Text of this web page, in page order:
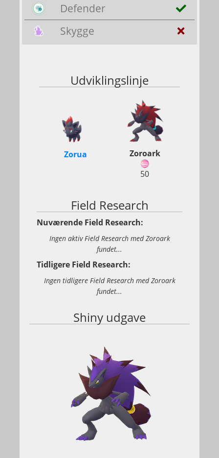
Defender
Skygge
Udviklingslinje
Zorua
Zoroark
50
Field Research
Nuværende Field Research:
Ingen aktiv Field Research med Zoroark
fundet...
Tidligere Field Research:
Ingen tidligere Field Research med Zoroark
fundet...
Shiny udgave